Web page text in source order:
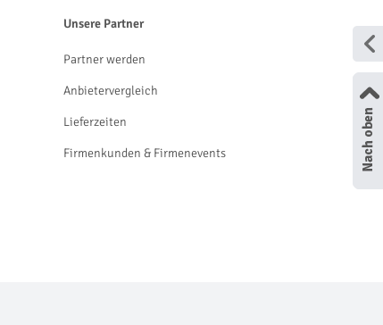
Unsere Partner
Partner werden
Anbietervergleich
Lieferzeiten
Firmenkunden & Firmenevents